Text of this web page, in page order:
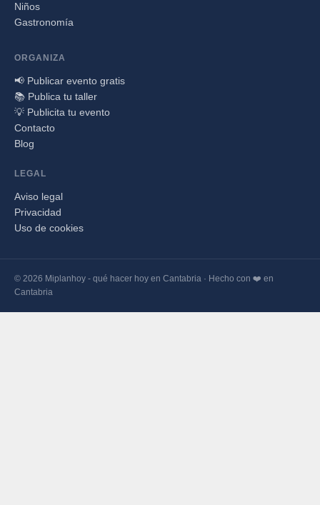
Niños
Gastronomía
ORGANIZA
📢 Publicar evento gratis
📚 Publica tu taller
💡 Publicita tu evento
Contacto
Blog
LEGAL
Aviso legal
Privacidad
Uso de cookies
© 2026 Miplanhoy - qué hacer hoy en Cantabria · Hecho con ❤️ en
Cantabria